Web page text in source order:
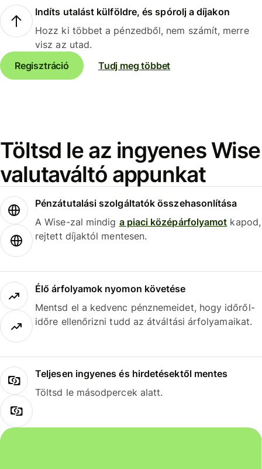
Indíts utalást külföldre, és spórolj a díjakon
Hozz ki többet a pénzedből, nem számít, merre
visz az utad.
Regisztráció
Tudj meg többet
Töltsd le az ingyenes Wise
valutaváltó appunkat
Pénzátutalási szolgáltatók összehasonlítása
A Wise-zal mindig a piaci középárfolyamot kapod,
rejtett díjaktól mentesen.
Élő árfolyamok nyomon követése
Mentsd el a kedvenc pénznemeidet, hogy időről-
időre ellenőrizni tudd az átváltási árfolyamaikat.
Teljesen ingyenes és hirdetésektől mentes
Töltsd le másodpercek alatt.